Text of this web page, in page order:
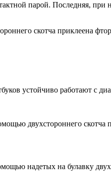
парой. Последняя,
скотча приклеена
устойчиво работают с
двухстороннего скотча
надетых на булавку